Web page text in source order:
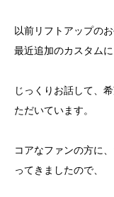
以前リフトアップの
最近追加のカスタム
じっくりお話して、
ただいています。
コアなファンの方に
ってきましたので、